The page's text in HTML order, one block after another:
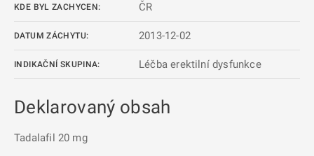
KDE BYL ZACHYCEN: ČR
DATUM ZÁCHYTU: 2013-12-02
INDIKAČNÍ SKUPINA: Léčba erektilní dysfunkce
Deklarovaný obsah
Tadalafil 20 mg